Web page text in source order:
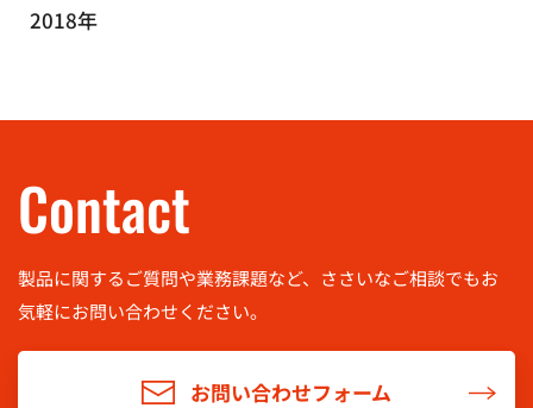
2018年
Contact
製品に関するご質問や業務課題など、ささいなご相談でもお
気軽にお問い合わせください。
お問い合わせフォーム